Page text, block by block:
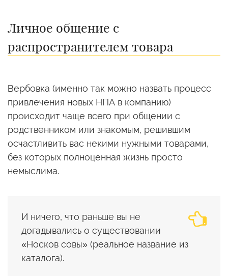
Личное общение с
распространителем товара
Вербовка (именно так можно назвать процесс
привлечения новых НПА в компанию)
происходит чаще всего при общении с
родственником или знакомым, решившим
осчастливить вас некими нужными товарами,
без которых полноценная жизнь просто
немыслима.
И ничего, что раньше вы не
догадывались о существовании
«Носков совы» (реальное название из
каталога).